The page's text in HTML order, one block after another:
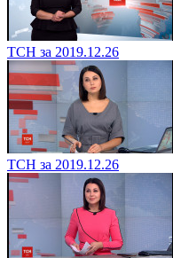
ТСН за 2019.12.26
ТСН за 2019.12.26